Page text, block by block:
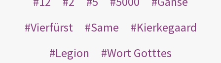
Vierfürst
Same
Kierkegaard
Legion
Wort Gotttes